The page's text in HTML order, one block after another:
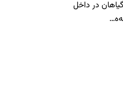
در داخل